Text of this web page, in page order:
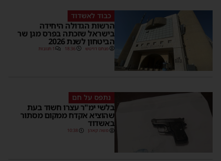
כבוד לאשדוד
הרשות הגדולה היחידה
בישראל שזכתה בפרס מגן שר
הביטחון לשנת 2026
מנחם דויטש 18:36 1 תגובות
נתפס על חם
בלשי ימ"ר עצרו חשוד בעת
שהוציא אקדח ממקום מסתור
באשדוד
משה קאהן 10:38